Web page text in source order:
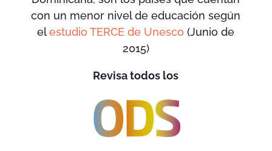
con un menor nivel de educación según
elestudio TERCE de Unesco (Junio de
2015)
Revisa todos los